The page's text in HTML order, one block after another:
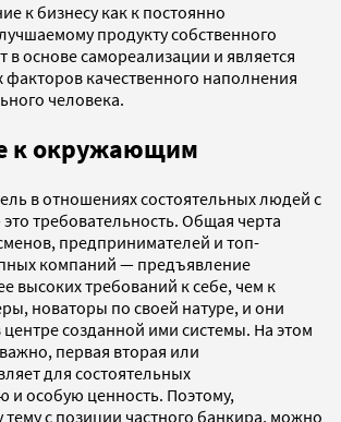
к бизнесу как к постоянно
продукту собственного
в основе самореализации и является
качественного наполнения
человека.
к окружающим
в отношениях состоятельных людей с
это требовательность. Общая черта
предпринимателей и топ-
компаний — предъявление
высоких требований к себе, чем к
новаторы по своей натуре, и они
центре созданной ими системы. На этом
первая вторая или
для состоятельных
и особую ценность. Поэтому,
тему с позиции частного банкира, можно